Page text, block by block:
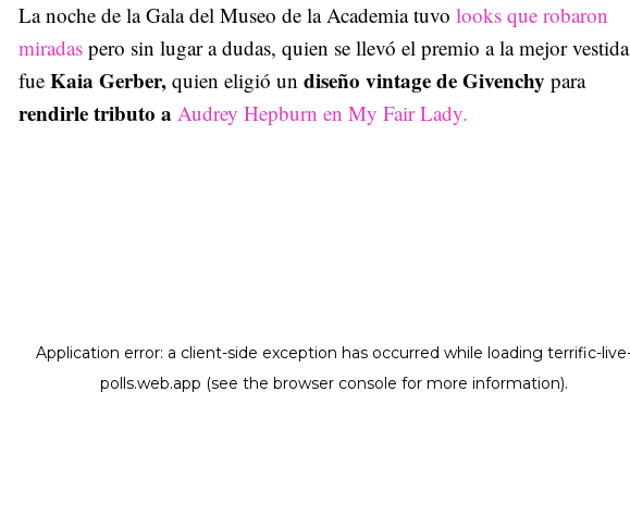
La noche de la Gala del Museo de la Academia tuvo looks que robaron
miradas pero sin lugar a dudas, quien se llevó el premio a la mejor vestida
fue Kaia Gerber, quien eligió un diseño vintage de Givenchy para
rendirle tributo a Audrey Hepburn en My Fair Lady.